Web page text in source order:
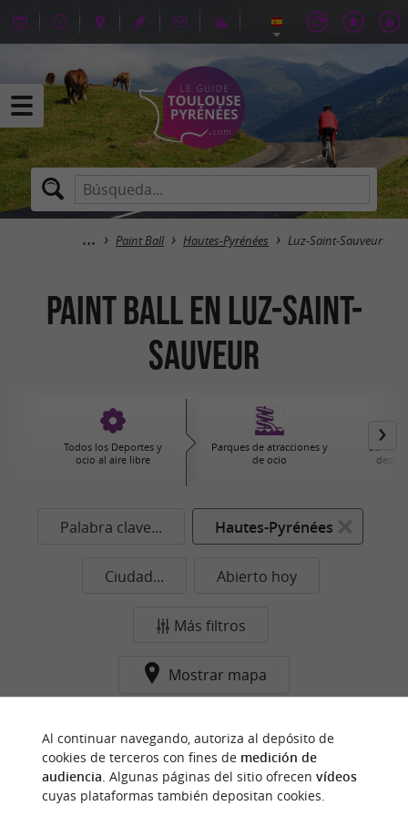
Paint Ball Hautes-Pyrénées Luz-Saint-Sauveur
Paint Ball en Luz-Saint-
Sauveur
Todos los Deportes y
ocio al aire libre
Parques de atracciones y
de ocio
Palabra clave... Hautes-Pyrénées
Ciudad... Abierto hoy
Más filtros
Mostrar mapa
momento...
Al continuar navegando, autoriza al depósito de
cookies de terceros con fines de medición de
audiencia . Algunas páginas del sitio ofrecen vídeos
cuyas plataformas también depositan cookies.